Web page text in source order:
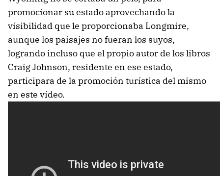
promocionar su estado aprovechando la
visibilidad que le proporcionaba Longmire,
aunque los paisajes no fueran los suyos,
logrando incluso que el propio autor de los libros
Craig Johnson, residente en ese estado,
participara de la promoción turística del mismo
en este vídeo.